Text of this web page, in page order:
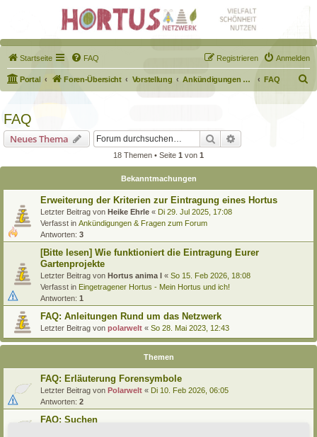
Startseite FAQ Anmelden
Registrieren
Portal Foren-Übersicht Vorstellung Ankündigungen & Fragen zum Forum FAQ
u
FAQ
Neues Thema Suche
18 Themen • Seite 1 von 1
Bekanntmachungen
Erweiterung der Kriterien zur Eintragung eines Hortus
Letzter Beitrag von Heike Ehrle « Di 29. Jul 2025, 17:08
Verfasst in Ankündigungen & Fragen zum Forum
Antworten: 3
[Bitte lesen] Wie funktioniert die Eintragung Eurer
Gartenprojekte
Letzter Beitrag von Hortus anima l « So 15. Feb 2026, 18:08
Verfasst in Eingetragener Hortus - Mein Hortus und ich!
Antworten: 1
FAQ: Anleitungen Rund um das Netzwerk
Letzter Beitrag von polarwelt « So 28. Mai 2023, 12:43
Themen
FAQ: Erläuterung Forensymbole
Letzter Beitrag von Polarwelt « Di 10. Feb 2026, 06:05
Antworten: 2
FAQ: Suchen